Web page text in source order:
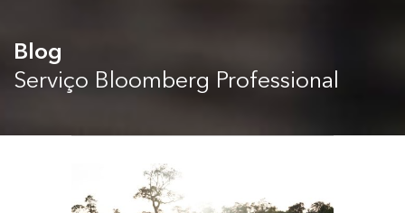
Blog
Serviço Bloomberg Professional